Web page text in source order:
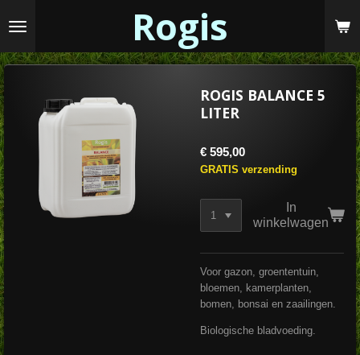
direct
de
Rogis
ROGIS BALANCE 5
LITER
€ 595,00
GRATIS verzending
In
winkelwagen
Voor gazon, groententuin,
bloemen, kamerplanten,
bomen, bonsai en zaailingen.
Biologische bladvoeding.